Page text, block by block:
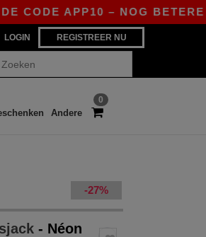
APP10 – NOG BETERE
LOGIN REGISTREER NU
0
Andere
-27%
- Néon